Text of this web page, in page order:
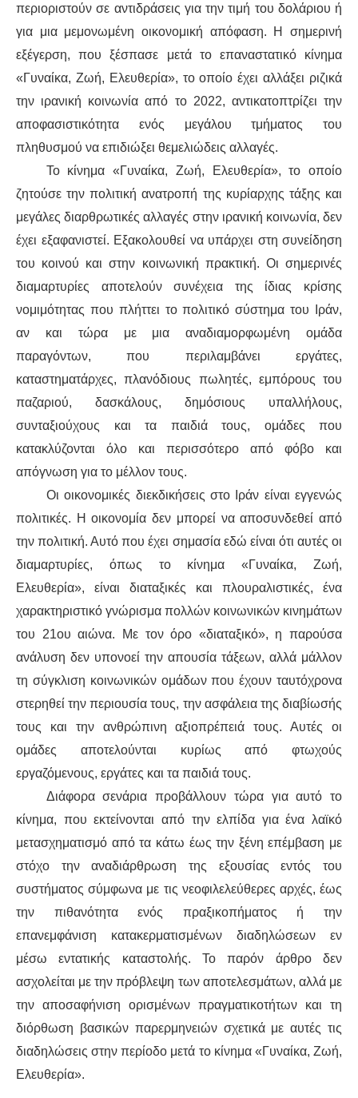
περιοριστούν σε αντιδράσεις για την τιμή του δολάριου ή
για μια μεμονωμένη οικονομική απόφαση. Η σημερινή
εξέγερση, που ξέσπασε μετά το επαναστατικό κίνημα
«Γυναίκα, Ζωή, Ελευθερία», το οποίο έχει αλλάξει ριζικά
την ιρανική κοινωνία από το 2022, αντικατοπτρίζει την
αποφασιστικότητα ενός μεγάλου τμήματος του
πληθυσμού να επιδιώξει θεμελιώδεις αλλαγές.
Το κίνημα «Γυναίκα, Ζωή, Ελευθερία», το οποίο
ζητούσε την πολιτική ανατροπή της κυρίαρχης τάξης και
μεγάλες διαρθρωτικές αλλαγές στην ιρανική κοινωνία, δεν
έχει εξαφανιστεί. Εξακολουθεί να υπάρχει στη συνείδηση
του κοινού και στην κοινωνική πρακτική. Οι σημερινές
διαμαρτυρίες αποτελούν συνέχεια της ίδιας κρίσης
νομιμότητας που πλήττει το πολιτικό σύστημα του Ιράν,
αν και τώρα με μια αναδιαμορφωμένη ομάδα
παραγόντων, που περιλαμβάνει εργάτες,
καταστηματάρχες, πλανόδιους πωλητές, εμπόρους του
παζαριού, δασκάλους, δημόσιους υπαλλήλους,
συνταξιούχους και τα παιδιά τους, ομάδες που
κατακλύζονται όλο και περισσότερο από φόβο και
απόγνωση για το μέλλον τους.
Οι οικονομικές διεκδικήσεις στο Ιράν είναι εγγενώς
πολιτικές. Η οικονομία δεν μπορεί να αποσυνδεθεί από
την πολιτική. Αυτό που έχει σημασία εδώ είναι ότι αυτές οι
διαμαρτυρίες, όπως το κίνημα «Γυναίκα, Ζωή,
Ελευθερία», είναι διαταξικές και πλουραλιστικές, ένα
χαρακτηριστικό γνώρισμα πολλών κοινωνικών κινημάτων
του 21ου αιώνα. Με τον όρο «διαταξικό», η παρούσα
ανάλυση δεν υπονοεί την απουσία τάξεων, αλλά μάλλον
τη σύγκλιση κοινωνικών ομάδων που έχουν ταυτόχρονα
στερηθεί την περιουσία τους, την ασφάλεια της διαβίωσής
τους και την ανθρώπινη αξιοπρέπειά τους. Αυτές οι
ομάδες αποτελούνται κυρίως από φτωχούς
εργαζόμενους, εργάτες και τα παιδιά τους.
Διάφορα σενάρια προβάλλουν τώρα για αυτό το
κίνημα, που εκτείνονται από την ελπίδα για ένα λαϊκό
μετασχηματισμό από τα κάτω έως την ξένη επέμβαση με
στόχο την αναδιάρθρωση της εξουσίας εντός του
συστήματος σύμφωνα με τις νεοφιλελεύθερες αρχές, έως
την πιθανότητα ενός πραξικοπήματος ή την
επανεμφάνιση κατακερματισμένων διαδηλώσεων εν
μέσω εντατικής καταστολής. Το παρόν άρθρο δεν
ασχολείται με την πρόβλεψη των αποτελεσμάτων, αλλά με
την αποσαφήνιση ορισμένων πραγματικοτήτων και τη
διόρθωση βασικών παρερμηνειών σχετικά με αυτές τις
διαδηλώσεις στην περίοδο μετά το κίνημα «Γυναίκα, Ζωή,
Ελευθερία».